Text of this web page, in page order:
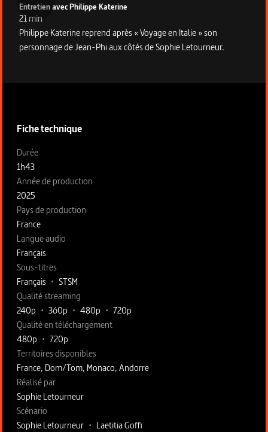
Entretien avec Philippe Katerine
21 min
Philippe Katerine reprend après « Voyage en Italie » son
personnage de Jean-Phi aux côtés de Sophie Letourneur.
Fiche technique
Fiche technique section gauche
Durée
1h43
Année de production
2025
Pays de production
France
Langue audio
Français
Sous-titres
Français • STSM
Qualité streaming
240p • 360p • 480p • 720p
Qualité en téléchargement
480p • 720p
Territoires disponibles
France, Dom/Tom, Monaco, Andorre
Fiche technique section droite
Réalisé par
Sophie Letourneur
Scénario
Sophie Letourneur • Laetitia Goffi